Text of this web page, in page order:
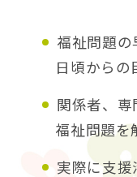
福祉問題の
日頃からの
関係者、
福祉問題を
実際に支援